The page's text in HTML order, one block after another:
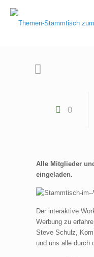
0
Alle Mitglieder
eingeladen.
Der interaktive
Werbung zu
Steve Schulz,
und uns alle durch